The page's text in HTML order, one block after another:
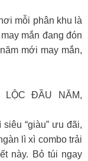
mỗi phân khu là
mắn đang đón
mới may mắn,
LỘC ĐẦU NĂM,
“giàu” ưu đãi,
lì xì combo trải
này. Bỏ túi ngay